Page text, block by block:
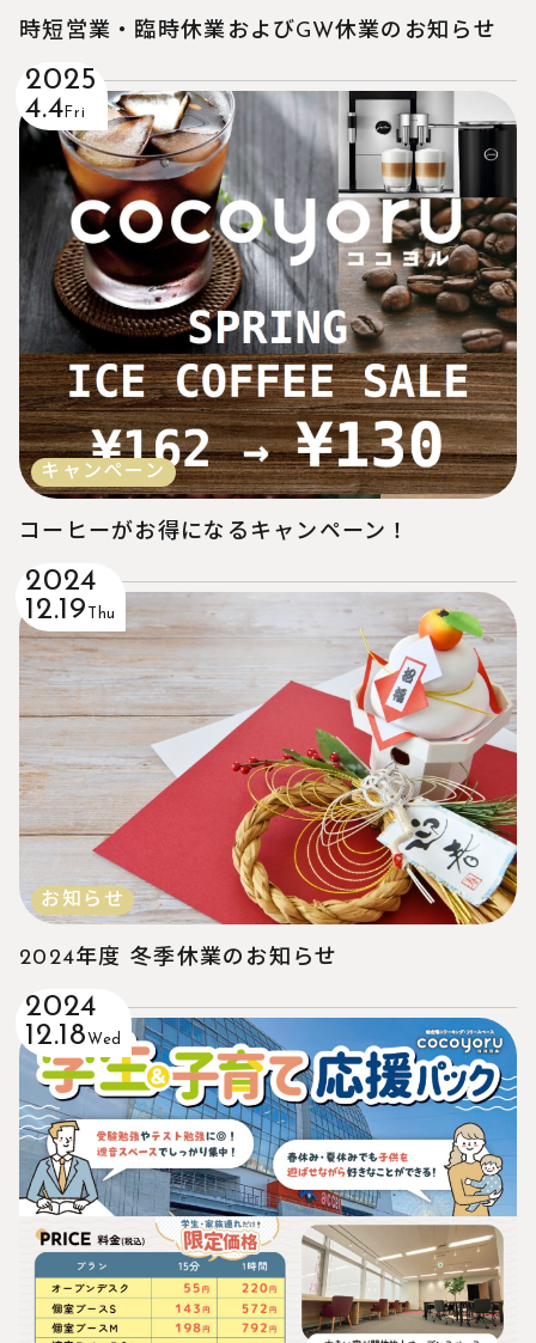
時短営業・臨時休業およびGW休業のお知らせ
2025
4.4 Fri
キャンペーン
コーヒーがお得になるキャンペーン！
2024
12.19
Thu
お知らせ
2024年度 冬季休業のお知らせ
2024
12.18 Wed